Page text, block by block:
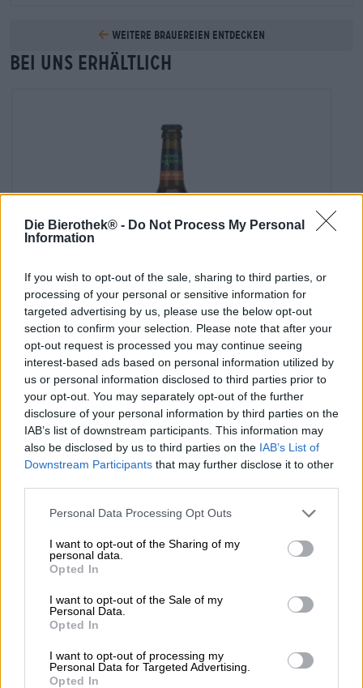
Die Bierothek® - Do Not Process My Personal
Information
If you wish to opt-out of the sale, sharing to third parties, or
processing of your personal or sensitive information for
targeted advertising by us, please use the below opt-out
section to confirm your selection. Please note that after your
opt-out request is processed you may continue seeing
interest-based ads based on personal information utilized by
us or personal information disclosed to third parties prior to
your opt-out. You may separately opt-out of the further
disclosure of your personal information by third parties on the
IAB’s list of downstream participants. This information may
also be disclosed by us to third parties on the IAB’s List of
Downstream Participants that may further disclose it to other
Personal Data Processing Opt Outs
I want to opt-out of the Sharing of my
personal data.
Opted In
I want to opt-out of the Sale of my
Personal Data.
Opted In
I want to opt-out of processing my
Personal Data for Targeted Advertising.
Opted In
Weitere Brauereien entdecken
Bei uns erhältlich
Deutsche Lagerbiere
natural hopain
Grüner Anarchist
100% (1)
€ 4,90
MEHRWEG
0,33 L Flasche - € 14,85 / LTR
Ausverkauft